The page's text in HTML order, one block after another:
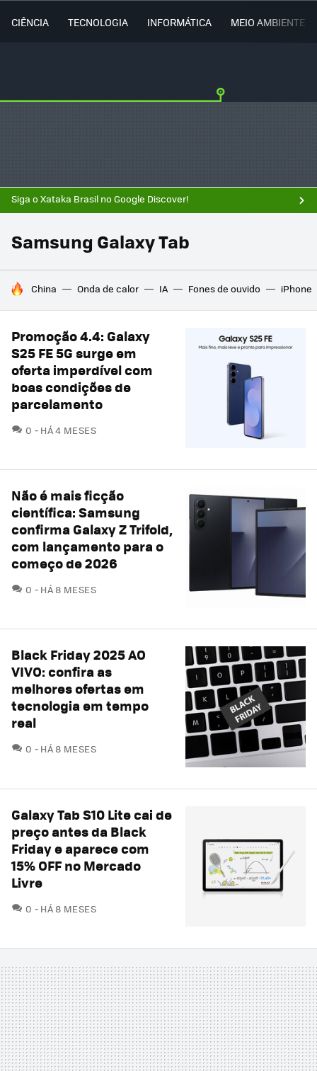
CIÊNCIA TECNOLOGIA INFORMÁTICA MEIO AMBIENTE
Siga o Xataka Brasil no Google Discover!
Samsung Galaxy Tab
TENDÊNCIAS DO DIA
China Onda de calor IA Fones de ouvido iPhone
Promoção 4.4: Galaxy
S25 FE 5G surge em
oferta imperdível com
boas condições de
parcelamento
0 COMENTÁRIOS
HÁ 4 MESES
Não é mais ficção
científica: Samsung
confirma Galaxy Z Trifold,
com lançamento para o
começo de 2026
0 COMENTÁRIOS
HÁ 8 MESES
Black Friday 2025 AO
VIVO: confira as
melhores ofertas em
tecnologia em tempo
real
0 COMENTÁRIOS
HÁ 8 MESES
Galaxy Tab S10 Lite cai de
preço antes da Black
Friday e aparece com
15% OFF no Mercado
Livre
0 COMENTÁRIOS
HÁ 8 MESES